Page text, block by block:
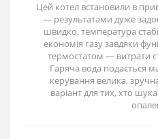
Цей котел встановили в
— результатами дуже
швидко, температура
економія газу завдяки
термостатом — витрати
Гаряча вода подається
керування велика,
варіант для тих, хто